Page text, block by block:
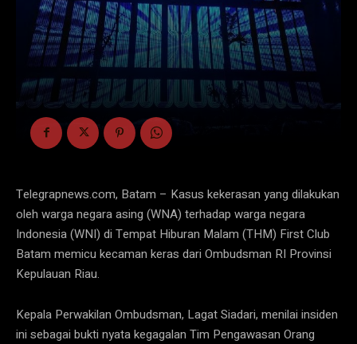
Telegrapnews.com, Batam – Kasus kekerasan yang dilakukan
oleh warga negara asing (WNA) terhadap warga negara
Indonesia (WNI) di Tempat Hiburan Malam (THM) First Club
Batam memicu kecaman keras dari Ombudsman RI Provinsi
Kepulauan Riau.
Kepala Perwakilan Ombudsman, Lagat Siadari, menilai insiden
ini sebagai bukti nyata kegagalan Tim Pengawasan Orang